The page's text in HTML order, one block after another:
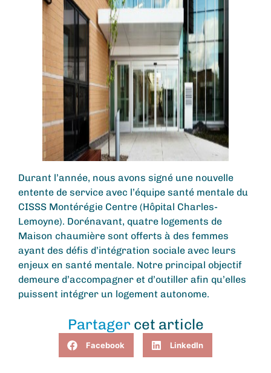
Durant l’année, nous avons signé une nouvelle
entente de service avec l’équipe santé mentale du
CISSS Montérégie Centre (Hôpital Charles-
Lemoyne). Dorénavant, quatre logements de
Maison chaumière sont offerts à des femmes
ayant des défis d’intégration sociale avec leurs
enjeux en santé mentale. Notre principal objectif
demeure d’accompagner et d’outiller afin qu’elles
puissent intégrer un logement autonome.
Partagercet article
Facebook LinkedIn